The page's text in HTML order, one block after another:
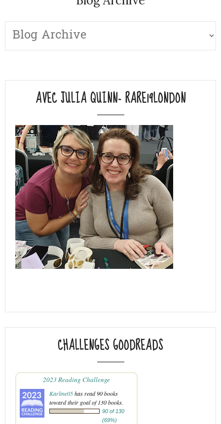
AVEC JULIA QUINN- RARE19LONDON
CHALLENGES GOODREADS
2023 Reading Challenge
Karline05has read 90 books
toward their goal of 130 books.
90 of 130
(69%)